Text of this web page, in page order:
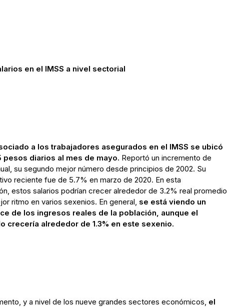
en el IMSS a nivel sectorial
a los trabajadores asegurados en el IMSS se ubicó
pesos diarios al mes de mayo. Reportó un incremento de
su segundo mejor número desde principios de 2002. Su
reciente fue de 5.7% en marzo de 2020. En esta
estos salarios podrían crecer alrededor de 3.2% real promedio
ritmo en varios sexenios. En general, se está viendo un
de los ingresos reales de la población, aunque el
crecería alrededor de 1.3% en este sexenio.
y a nivel de los nueve grandes sectores económicos, el